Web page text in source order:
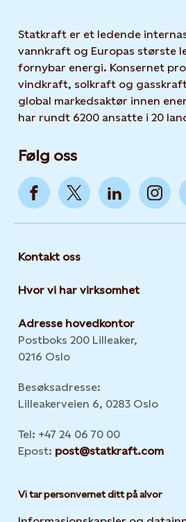
Statkraft er et ledende
vannkraft og Europas største
fornybar energi. Konsernet
vindkraft, solkraft og
global markedsaktør innen
har rundt 6200 ansatte i 20
Følg oss
Kontakt oss
Hvor vi har virksomhet
Adresse hovedkontor
Postboks 200 Lilleaker,
0216 Oslo
Besøksadresse:
Lilleakerveien 6, 0283 Oslo
Tel: +47 24 06 70 00
Epost: post@statkraft.com
Vi tar personvernet ditt på alvor